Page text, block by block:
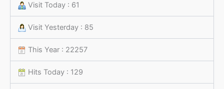
Visit Today : 61
Visit Yesterday : 85
This Year : 22257
Hits Today : 129